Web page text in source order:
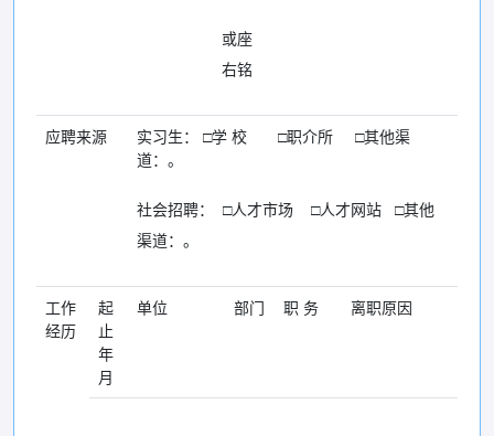
或座
右铭
应聘来源
实习生： □学 校 □职介所 □其他渠
道：。
社会招聘： □人才市场 □人才网站 □其他
渠道：。
工作
经历
起
止
年
月
单位 部门 职 务 离职原因